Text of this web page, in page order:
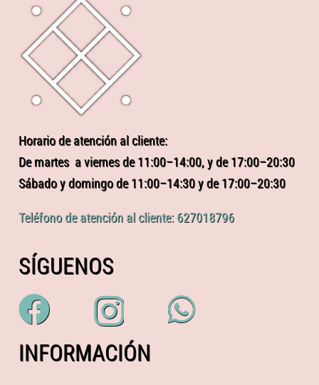
Horario de atención al cliente:
De martes a viernes de 11:00–14:00, y de 17:00–20:30
Sábado y domingo de 11:00–14:30 y de 17:00–20:30
Teléfono de atención al cliente: 627018796
SÍGUENOS
INFORMACIÓN